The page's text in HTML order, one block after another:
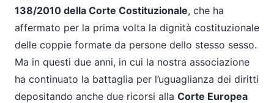
138/2010 della Corte Costituzionale, che ha
affermato per la prima volta la dignità costituzionale
delle coppie formate da persone dello stesso sesso.
Ma in questi due anni, in cui la nostra associazione
ha continuato la battaglia per l’uguaglianza dei diritti
depositando anche due ricorsi alla Corte Europea